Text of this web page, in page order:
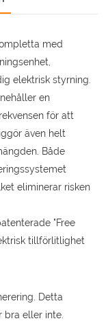
med
elektrisk styrning.
en
för att
även helt
Både
eliminerar risken
"Free
tillförlitlighet
Detta
bra eller inte.